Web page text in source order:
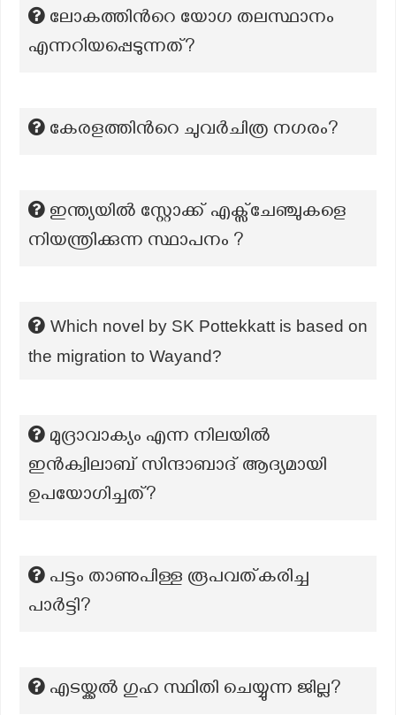
ലോകത്തിന്‍റെ യോഗ തലസ്ഥാനം
എന്നറിയപ്പെടുന്നത്?
കേരളത്തിന്‍റെ ചുവര്‍ചിത്ര നഗരം?
ഇന്ത്യയിൽ സ്റ്റോക്ക് എക്സ്ചേഞ്ചുകളെ
നിയന്ത്രിക്കുന്ന സ്ഥാപനം ?
Which novel by SK Pottekkatt is based on
the migration to Wayand?
മുദ്രാവാക്യം എന്ന നിലയിൽ
ഇൻക്വിലാബ് സിന്ദാബാദ് ആദ്യമായി
ഉപയോഗിച്ചത്?
പട്ടം താണുപിള്ള രൂപവത്കരിച്ച
പാർട്ടി?
എടയ്ക്കൽ ഗുഹ സ്ഥിതി ചെയ്യുന്ന ജില്ല?